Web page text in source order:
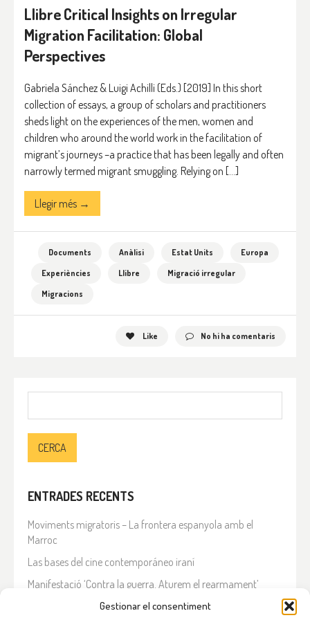
Gestionar el consentiment
Llibre Critical Insights on Irregular
Migration Facilitation: Global
Perspectives
Gabriela Sánchez & Luigi Achilli (Eds.) [2019] In this short
collection of essays, a group of scholars and practitioners
sheds light on the experiences of the men, women and
children who around the world work in the facilitation of
migrant’s journeys –a practice that has been legally and often
narrowly termed migrant smuggling. Relying on […]
Llegir més →
Documents Anàlisi Estat Units
Europa
Experiències
Llibre
Migració irregular
Migracions
Like No hi ha comentaris
ENTRADES RECENTS
Moviments migratoris – La frontera espanyola amb el
Marroc
Las bases del cine contemporáneo iraní
Manifestació ‘Contra la guerra. Aturem el rearmament’
En solidaritat amb el Líban